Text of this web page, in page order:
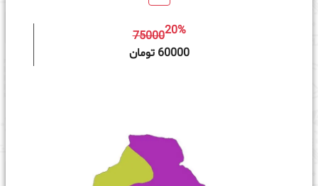
7500020%
60000 تومان